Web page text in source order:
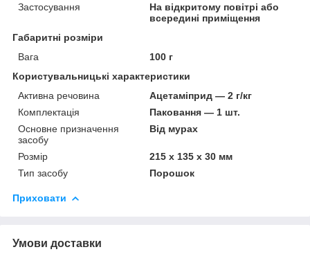
Застосування
На відкритому повітрі або
всередині приміщення
Габаритні розміри
Вага
100 г
Користувальницькі характеристики
Активна речовина
Ацетаміприд — 2 г/кг
Комплектація
Паковання — 1 шт.
Основне призначення
засобу
Від мурах
Розмір
215 х 135 х 30 мм
Тип засобу
Порошок
Приховати
Умови доставки